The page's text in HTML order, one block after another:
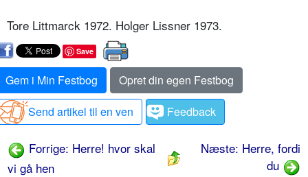
Tore Littmarck 1972. Holger Lissner 1973.
Save
Gem i Min Festbog
Opret din egen Festbog
Send artikel til en ven
Feedback
Forrige: Herre! hvor skal
vi gå hen
Næste: Herre, fordi
du